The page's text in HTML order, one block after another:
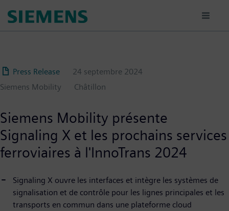
au
Press Release
24 septembre 2024
Siemens Mobility
Châtillon
Siemens Mobility présente
Signaling X et les prochains services
ferroviaires à l'InnoTrans 2024
Signaling X ouvre les interfaces et intègre les systèmes de
signalisation et de contrôle pour les lignes principales et les
transports en commun dans une plateforme cloud